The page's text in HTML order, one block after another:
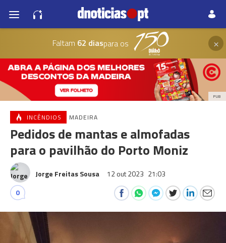
Faltam 62 diaspara os ×
PUB
INCÊNDIOS MADEIRA
Pedidos de mantas e almofadas
para o pavilhão do Porto Moniz
Jorge Freitas Sousa 12 out 2023 21:03
0